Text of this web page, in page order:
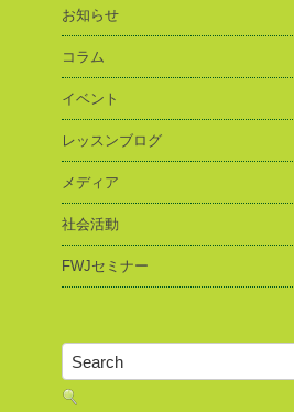
お知らせ
コラム
イベント
レッスンブログ
メディア
社会活動
FWJセミナー